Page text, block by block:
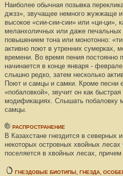
Наиболее обычная позывка
джзз», звучащее немного жужжаще
высокое «сии-сии-сии» или «ци-ци»,
меланхоличных или даже
повышением тона или монотонно:
активно поют в утренних сумерках,
времени. Во время пения
начинается в конце января -
слышно редко, затем несколько
Поют и самцы и самки. Кроме песни
«побаловкой», звучит он как
модификациях. Слышать побаловку
самцы.
РАСПРОСТРАНЕНИЕ
В Казахстане гнездится в северных
некоторых островных хвойных
поселяется в хвойных лесах,
ГНЕЗДОВЫЕ БИОТИПЫ, ГНЕЗДА,